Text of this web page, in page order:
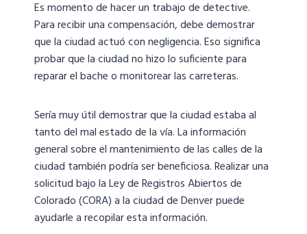
Es momento de hacer un trabajo de detective.
Para recibir una compensación, debe demostrar
que la ciudad actuó con negligencia. Eso significa
probar que la ciudad no hizo lo suficiente para
reparar el bache o monitorear las carreteras.
Sería muy útil demostrar que la ciudad estaba al
tanto del mal estado de la vía. La información
general sobre el mantenimiento de las calles de la
ciudad también podría ser beneficiosa. Realizar una
solicitud bajo la Ley de Registros Abiertos de
Colorado (CORA) a la ciudad de Denver puede
ayudarle a recopilar esta información.